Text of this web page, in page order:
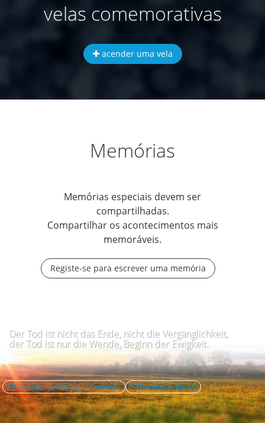
velas comemorativas
acender uma vela
Memórias
Memórias especiais devem ser
compartilhadas.
Compartilhar os acontecimentos mais
memoráveis.
Registe-se para escrever uma memória
Der Tod ist nicht das Ende, nicht die Vergänglichkeit,
der Tod ist nur die Wende, Beginn der Ewigkeit.
Kontakt zum Verlag aufnehmen Denunciar abuso